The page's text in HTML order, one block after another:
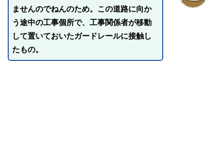
ませんのでねんのため。この道路に向か
う途中の工事個所で、工事関係者が移動
して置いておいたガードレールに接触し
たもの。